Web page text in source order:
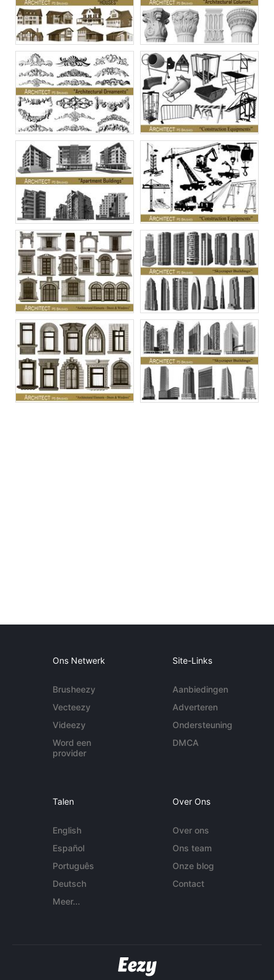
Ons Netwerk
Brusheezy
Vecteezy
Videezy
Word een
provider
Site-Links
Aanbiedingen
Adverteren
Ondersteuning
DMCA
Talen
English
Español
Português
Deutsch
Meer...
Over Ons
Over ons
Ons team
Onze blog
Contact